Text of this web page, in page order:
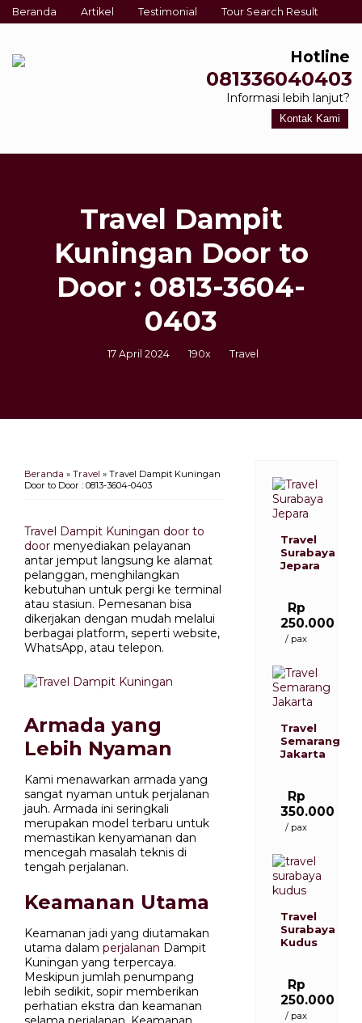
Beranda Artikel Testimonial Tour Search Result
Hotline
081336040403
Informasi lebih lanjut?
Kontak Kami
Travel Dampit
Kuningan Door to
Door : 0813-3604-
0403
17 April 2024 190x Travel
Beranda » Travel » Travel Dampit Kuningan
Door to Door : 0813-3604-0403
Travel Dampit Kuningan door to
door menyediakan pelayanan
antar jemput langsung ke alamat
pelanggan, menghilangkan
kebutuhan untuk pergi ke terminal
atau stasiun. Pemesanan bisa
dikerjakan dengan mudah melalui
berbagai platform, seperti website,
WhatsApp, atau telepon.
Armada yang
Lebih Nyaman
Kami menawarkan armada yang
sangat nyaman untuk perjalanan
jauh. Armada ini seringkali
merupakan model terbaru untuk
memastikan kenyamanan dan
mencegah masalah teknis di
tengah perjalanan.
Keamanan Utama
Keamanan jadi yang diutamakan
utama dalam perjalanan Dampit
Kuningan yang terpercaya.
Meskipun jumlah penumpang
lebih sedikit, sopir memberikan
perhatian ekstra dan keamanan
Travel
Surabaya
Jepara
Rp
250.000
/ pax
Travel
Semarang
Jakarta
Rp
350.000
/ pax
Travel
Surabaya
Kudus
Rp
250.000
/ pax